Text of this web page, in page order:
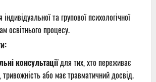
та групової психологічної
освітнього процесу.
консультаціїдля тих, хто переживає
або має травматичний досвід.